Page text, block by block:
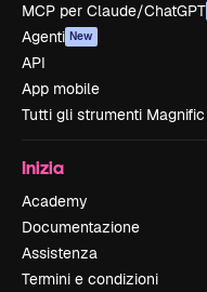
MCP per Claude/ChatGPT
Agenti New
API
App mobile
Tutti gli strumenti Magnific
Inizia
Academy
Documentazione
Assistenza
Termini e condizioni